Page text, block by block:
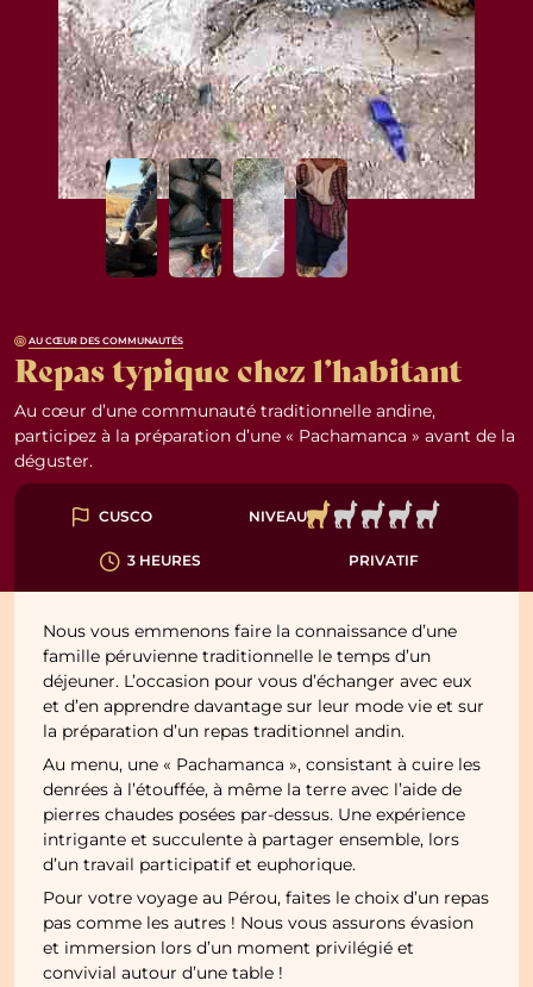
AU CŒUR DES COMMUNAUTÉS
Repas typique chez l’habitant
Au cœur d’une communauté traditionnelle andine,
participez à la préparation d’une « Pachamanca » avant de la
déguster.
CUSCO
NIVEAU
3 HEURES
PRIVATIF
Nous vous emmenons faire la connaissance d’une
famille péruvienne traditionnelle le temps d’un
déjeuner. L’occasion pour vous d’échanger avec eux
et d’en apprendre davantage sur leur mode vie et sur
la préparation d’un repas traditionnel andin.
Au menu, une « Pachamanca », consistant à cuire les
denrées à l’étouffée, à même la terre avec l’aide de
pierres chaudes posées par-dessus. Une expérience
intrigante et succulente à partager ensemble, lors
d’un travail participatif et euphorique.
Pour votre voyage au Pérou, faites le choix d’un repas
pas comme les autres ! Nous vous assurons évasion
et immersion lors d’un moment privilégié et
convivial autour d’une table !